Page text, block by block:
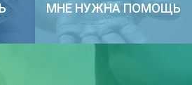
МНЕ НУЖНА ПОМОЩЬ